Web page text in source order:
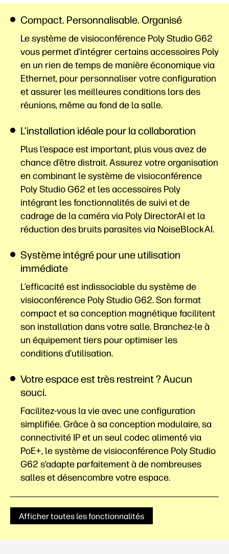
Compact. Personnalisable. Organisé
Le système de visioconférence Poly Studio G62
vous permet d’intégrer certains accessoires Poly
en un rien de temps de manière économique via
Ethernet, pour personnaliser votre configuration
et assurer les meilleures conditions lors des
réunions, même au fond de la salle.
L’installation idéale pour la collaboration
Plus l’espace est important, plus vous avez de
chance d’être distrait. Assurez votre organisation
en combinant le système de visioconférence
Poly Studio G62 et les accessoires Poly
intégrant les fonctionnalités de suivi et de
cadrage de la caméra via Poly DirectorAI et la
réduction des bruits parasites via NoiseBlockAI.
Système intégré pour une utilisation
immédiate
L’efficacité est indissociable du système de
visioconférence Poly Studio G62. Son format
compact et sa conception magnétique facilitent
son installation dans votre salle. Branchez-le à
un équipement tiers pour optimiser les
conditionsd’utilisation.
Votre espace est très restreint ? Aucun
souci.
Facilitez-vous la vie avec une configuration
simplifiée. Grâce à sa conception modulaire, sa
connectivité IP et un seul codec alimenté via
PoE+, le système de visioconférence Poly Studio
G62 s’adapte parfaitement à de nombreuses
salles et désencombre votreespace.
Afficher toutes les fonctionnalités